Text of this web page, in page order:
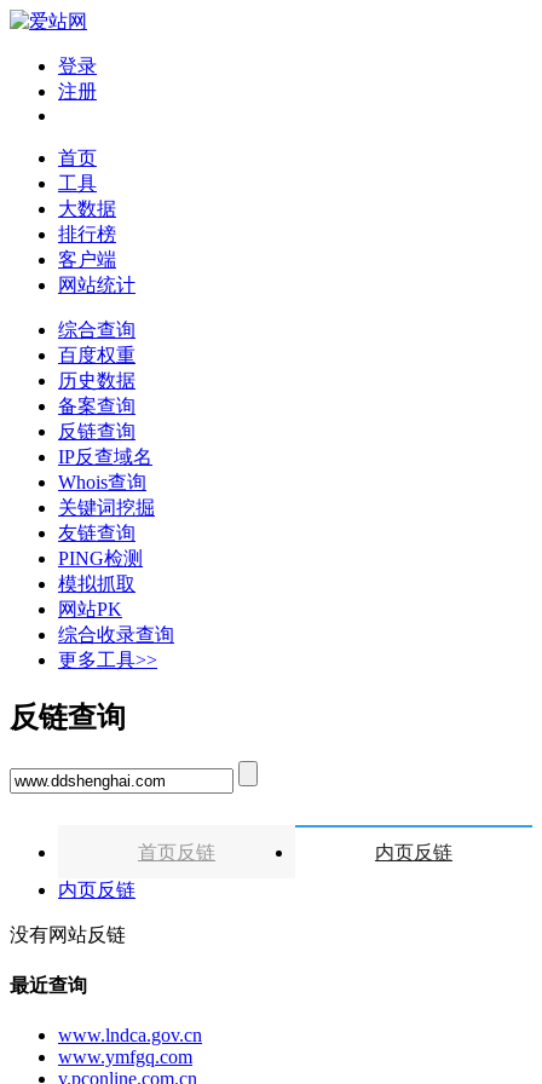
登录
注册
首页
工具
大数据
排行榜
客户端
网站统计
综合查询
百度权重
历史数据
备案查询
反链查询
IP反查域名
Whois查询
关键词挖掘
友链查询
PING检测
模拟抓取
网站PK
综合收录查询
更多工具>>
反链查询
首页反链
内页反链
内页反链
没有网站反链
最近查询
www.lndca.gov.cn
www.ymfgq.com
v.pconline.com.cn